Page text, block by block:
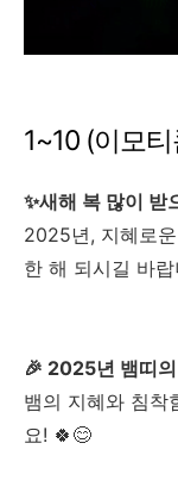
1~10 (이모
✨새해 복 많이 받
2025년, 지혜로
한 해 되시길 바
🎉 2025년 뱀띠
뱀의 지혜와 침착
요! 🍀😊